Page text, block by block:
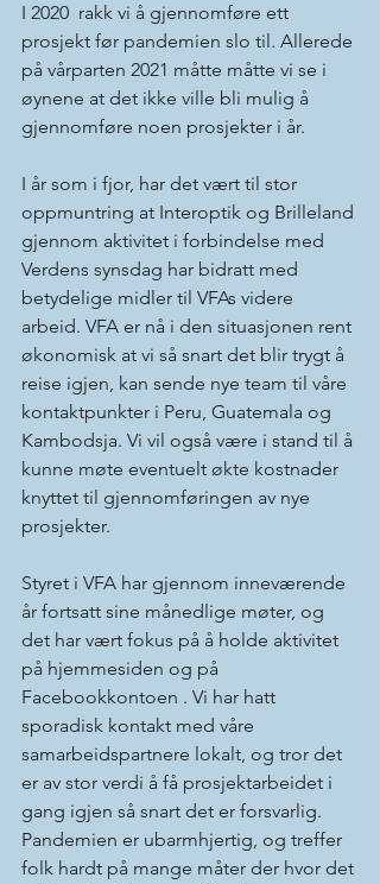
I 2020  rakk vi å gjennomføre ett
prosjekt før pandemien slo til. Allerede
på vårparten 2021 måtte måtte vi se i
øynene at det ikke ville bli mulig å
gjennomføre noen prosjekter i år.
I år som i fjor, har det vært til stor
oppmuntring at Interoptik og Brilleland
gjennom aktivitet i forbindelse med
Verdens synsdag har bidratt med
betydelige midler til VFAs videre
arbeid. VFA er nå i den situasjonen rent
økonomisk at vi så snart det blir trygt å
reise igjen, kan sende nye team til våre
kontaktpunkter i Peru, Guatemala og
Kambodsja. Vi vil også være i stand til å
kunne møte eventuelt økte kostnader
knyttet til gjennomføringen av nye
prosjekter.
Styret i VFA har gjennom inneværende
år fortsatt sine månedlige møter, og
det har vært fokus på å holde aktivitet
på hjemmesiden og på
Facebookkontoen . Vi har hatt
sporadisk kontakt med våre
samarbeidspartnere lokalt, og tror det
er av stor verdi å få prosjektarbeidet i
gang igjen så snart det er forsvarlig.
Pandemien er ubarmhjertig, og treffer
folk hardt på mange måter der hvor det